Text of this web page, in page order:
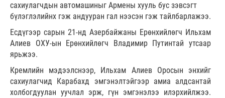
сахиулагчдын автомашиныг Армены хууль бус зэвсэгт
бүлэглэлийнх гэж андууран гал нээсэн гэж тайлбарлажээ.
Есдүгээр сарын 21-нд Азербайжаны Ерөнхийлөгч Ильхам
Алиев ОХУ-ын Ерөнхийлөгч Владимир Путинтай утсаар
ярьжээ.
Кремлийн мэдээлснээр, Ильхам Алиев Оросын энхийг
сахиулагчид Карабахд эмгэнэлтэйгээр амиа алдсантай
холбогдуулан уучлал эрж, гүн эмгэнэлээ илэрхийлжээ.